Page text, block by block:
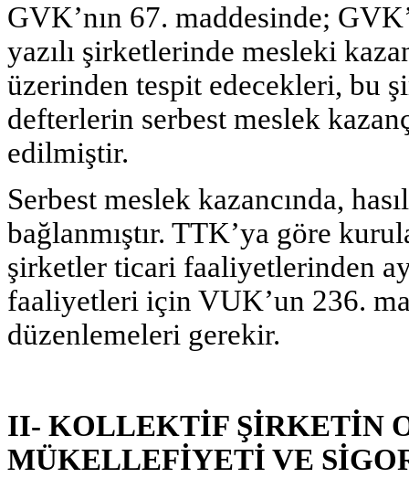
GVK’nın 67. maddesinde;
yazılı şirketlerinde mesleki
üzerinden tespit edecekleri, bu
defterlerin serbest meslek
edilmiştir.
Serbest meslek kazancında,
bağlanmıştır. TTK’ya göre
şirketler ticari faaliyetlerinden
faaliyetleri için VUK’un 236.
düzenlemeleri gerekir.
II- KOLLEKTİF ŞİRKETİN
MÜKELLEFİYETİ VE